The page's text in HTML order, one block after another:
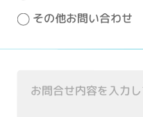
その他お問い合わせ